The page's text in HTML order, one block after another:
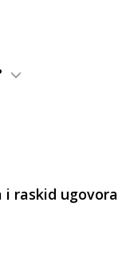
i raskid ugovora